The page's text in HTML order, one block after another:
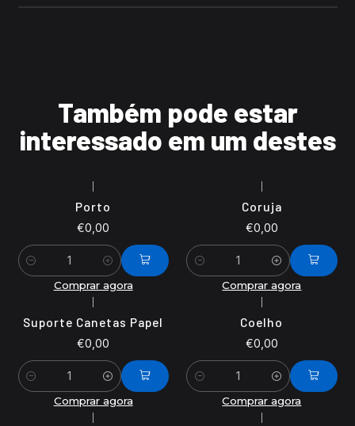
Também pode estar
interessado em um destes
Porto
€0,00
Quantidade
Comprar agora
Coruja
€0,00
Quantidade
Comprar agora
Suporte Canetas Papel
€0,00
Quantidade
Comprar agora
Coelho
€0,00
Quantidade
Comprar agora